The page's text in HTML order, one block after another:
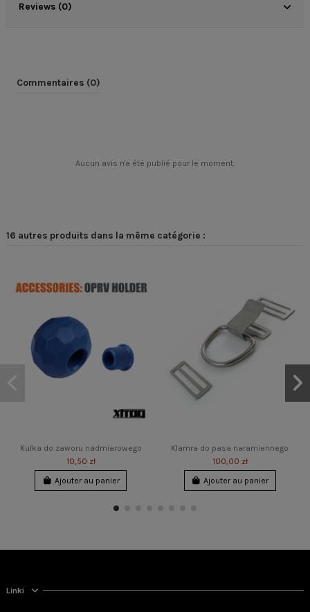
Reviews (0)
Commentaires (0)
Aucun avis n'a été publié pour le moment.
16 autres produits dans la même catégorie :
Kulka do zaworu nadmiarowego
10,50 zł
Ajouter au panier
Klamra do pasa naramiennego
100,00 zł
Ajouter au panier
Linki